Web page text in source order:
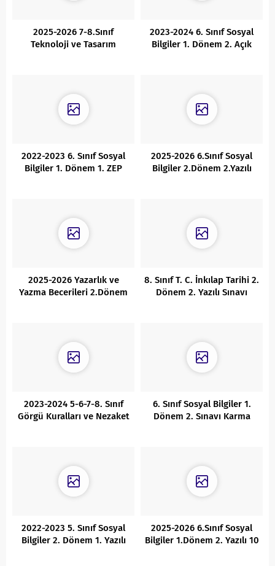
2025-2026 7-8.Sınıf
Teknoloji ve Tasarım
2023-2024 6. Sınıf Sosyal
Bilgiler 1. Dönem 2. Açık
2022-2023 6. Sınıf Sosyal
Bilgiler 1. Dönem 1. ZEP
2025-2026 6.Sınıf Sosyal
Bilgiler 2.Dönem 2.Yazılı
2025-2026 Yazarlık ve
Yazma Becerileri 2.Dönem
8. Sınıf T. C. İnkılap Tarihi 2.
Dönem 2. Yazılı Sınavı
2023-2024 5-6-7-8. Sınıf
Görgü Kuralları ve Nezaket
6. Sınıf Sosyal Bilgiler 1.
Dönem 2. Sınavı Karma
2022-2023 5. Sınıf Sosyal
Bilgiler 2. Dönem 1. Yazılı
2025-2026 6.Sınıf Sosyal
Bilgiler 1.Dönem 2. Yazılı 10